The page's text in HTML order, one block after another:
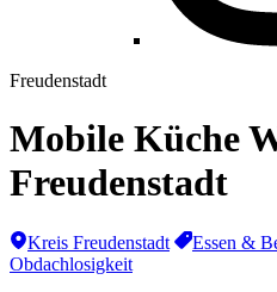
Freudenstadt
Mobile Küche
Freudenstadt
Kreis Freudenstadt Essen &
Obdachlosigkeit